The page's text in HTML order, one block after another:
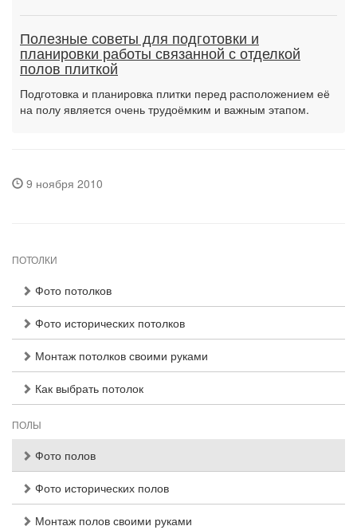
Полезные советы для подготовки и
планировки работы связанной с отделкой
полов плиткой
Подготовка и планировка плитки перед расположением её
на полу является очень трудоёмким и важным этапом.
9 ноября 2010
ПОТОЛКИ
Фото потолков
Фото исторических потолков
Монтаж потолков своими руками
Как выбрать потолок
ПОЛЫ
Фото полов
Фото исторических полов
Монтаж полов своими руками